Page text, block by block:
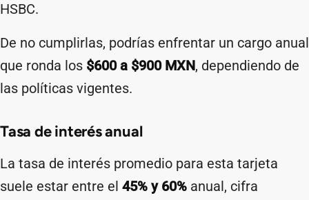
HSBC.
De no cumplirlas, podrías enfrentar un cargo anual
que ronda los $600 a $900 MXN, dependiendo de
las políticas vigentes.
Tasa de interés anual
La tasa de interés promedio para esta tarjeta
suele estar entre el 45% y 60% anual, cifra